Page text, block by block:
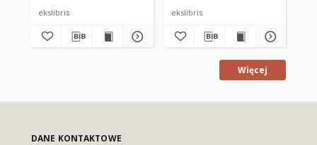
ekslibris ekslibris
Więcej
DANE KONTAKTOWE